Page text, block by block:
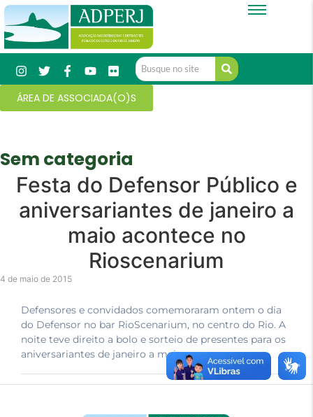
ÁREA DE ASSOCIADA(O)S
Sem categoria
Festa do Defensor Público e
aniversariantes de janeiro a
maio acontece no
Rioscenarium
4 de maio de 2015
Defensores e convidados comemoraram ontem o dia
do Defensor no bar RioScenarium, no centro do Rio. A
noite teve direito a bolo e sorteio de presentes para os
aniversariantes de janeiro a maio.